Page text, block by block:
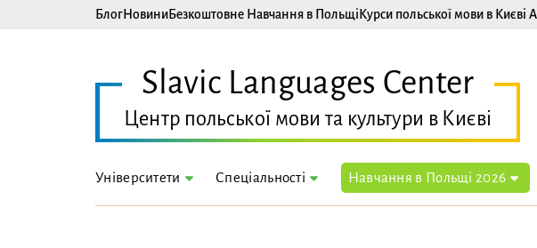
БлогНовиниБезкоштовне Навчання в Польщі Курси польської мови в Києві
Slavic Languages Center
Центр польської мови та культури в Києві
Університети Спеціальності Навчання в Польщі 2026